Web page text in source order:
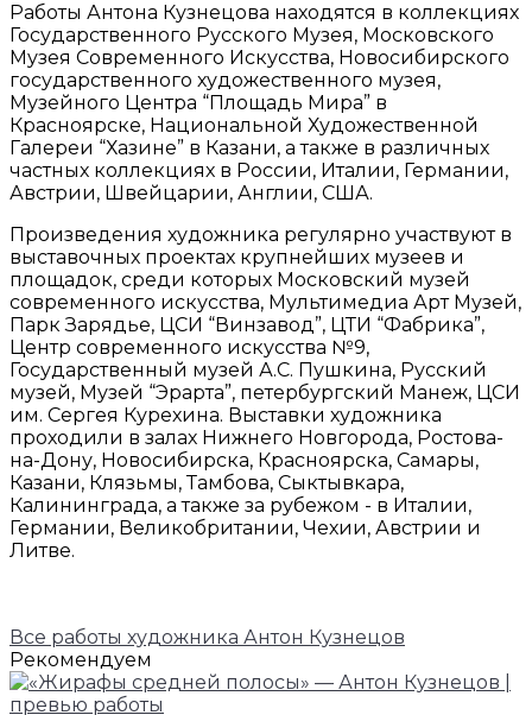
Работы Антона Кузнецова находятся в коллекциях
Государственного Русского Музея, Московского
Музея Современного Искусства, Новосибирского
государственного художественного музея,
Музейного Центра “Площадь Мира” в
Красноярске, Национальной Художественной
Галереи “Хазине” в Казани, а также в различных
частных коллекциях в России, Италии, Германии,
Австрии, Швейцарии, Англии, США.
Произведения художника регулярно участвуют в
выставочных проектах крупнейших музеев и
площадок, среди которых Московский музей
современного искусства, Мультимедиа Арт Музей,
Парк Зарядье, ЦСИ “Винзавод”, ЦТИ “Фабрика”,
Центр современного искусства №9,
Государственный музей А.С. Пушкина, Русский
музей, Музей “Эрарта”, петербургский Манеж, ЦСИ
им. Сергея Курехина. Выставки художника
проходили в залах Нижнего Новгорода, Ростова-
на-Дону, Новосибирска, Красноярска, Самары,
Казани, Клязьмы, Тамбова, Сыктывкара,
Калининграда, а также за рубежом - в Италии,
Германии, Великобритании, Чехии, Австрии и
Литве.
Все работы художника Антон Кузнецов
Рекомендуем